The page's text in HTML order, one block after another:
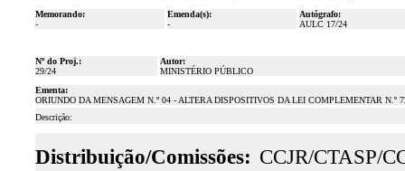
Memorando:
-
Emenda(s):
-
Autógrafo:
AULC 17/24
Nº do Proj.:
29/24
Autor:
MINISTÉRIO PÚBLICO
Ementa:
ORIUNDO DA MENSAGEM N.º 04 - ALTERA DISPOSITIVOS DA LEI COMPLEMENTAR
Descrição:
Distribuição/Comissões: CCJR/CTASP/